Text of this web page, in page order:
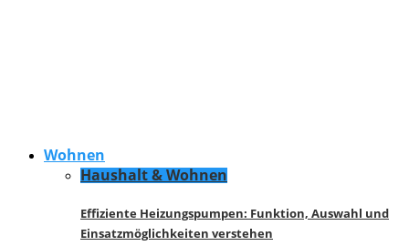
Wohnen
Haushalt & Wohnen
Effiziente Heizungspumpen: Funktion, Auswahl und
Einsatzmöglichkeiten verstehen